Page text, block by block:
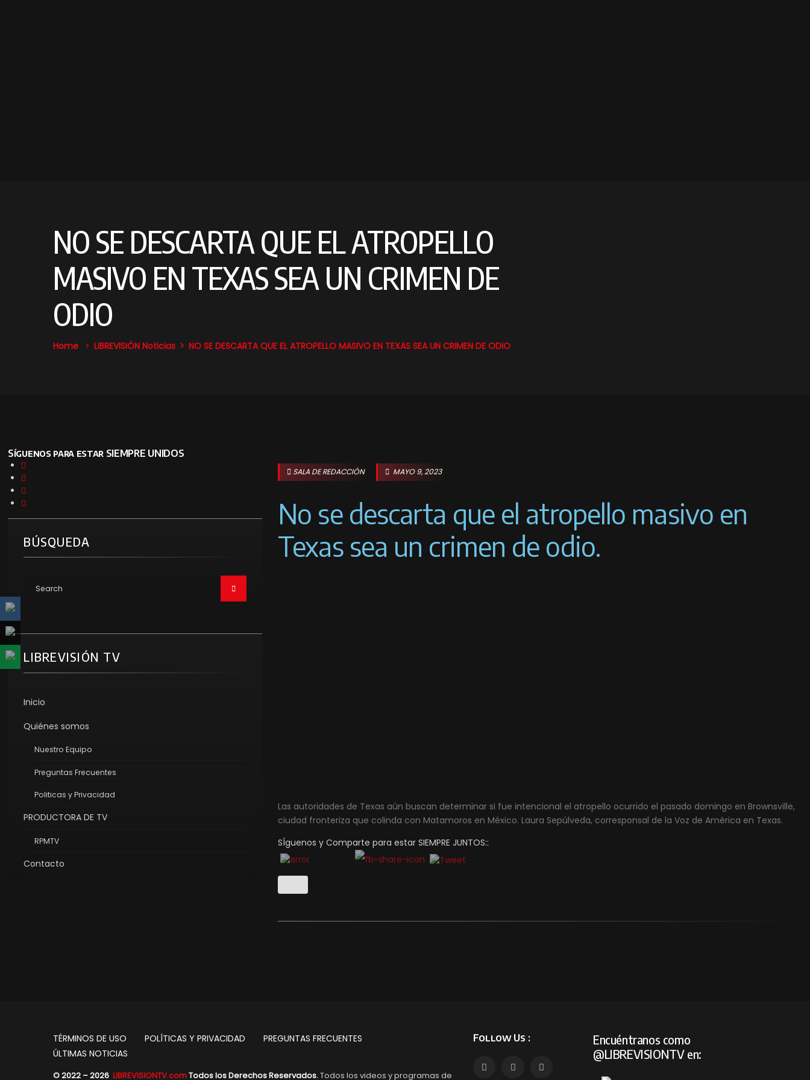
NO SE DESCARTA QUE EL ATROPELLO
MASIVO EN TEXAS SEA UN CRIMEN DE
ODIO
Home LIBREVISIÓN Noticias NO SE DESCARTA QUE EL ATROPELLO MASIVO EN TEXAS SEA UN CRIMEN DE ODIO
SALA DE REDACCIÓN MAYO 9, 2023
No se descarta que el atropello masivo en
Texas sea un crimen de odio.
Las autoridades de Texas aún buscan determinar si fue intencional el atropello ocurrido el pasado domingo en Brownsville,
ciudad fronteriza que colinda con Matamoros en México. Laura Sepúlveda, corresponsal de la Voz de América en Texas.
SÍguenos y Comparte para estar SIEMPRE JUNTOS::
Síguenos para estar SIEMPRE UNIDOS
BÚSQUEDA
LIBREVISIÓN TV
Inicio
Quiénes somos
Nuestro Equipo
Preguntas Frecuentes
Politicas y Privacidad
PRODUCTORA DE TV
RPMTV
Contacto
TÉRMINOS DE USO POLÍTICAS Y PRIVACIDAD
PREGUNTAS FRECUENTES
ÚLTIMAS NOTICIAS
© 2022 – 2026 LIBREVISIONTV.comTodos los Derechos Reservados.Todos los videos y programas de
Follow Us :
Encuéntranos como
@LIBREVISIONTV en: